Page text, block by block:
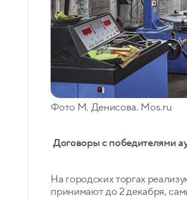
Фото М. Денисова. Mos.ru
Договоры с победителями
На городских торгах
принимают до 2 декабря,